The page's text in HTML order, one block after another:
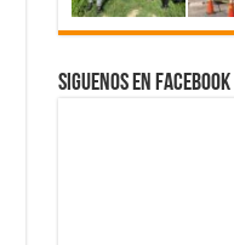
Siguenos en Facebook